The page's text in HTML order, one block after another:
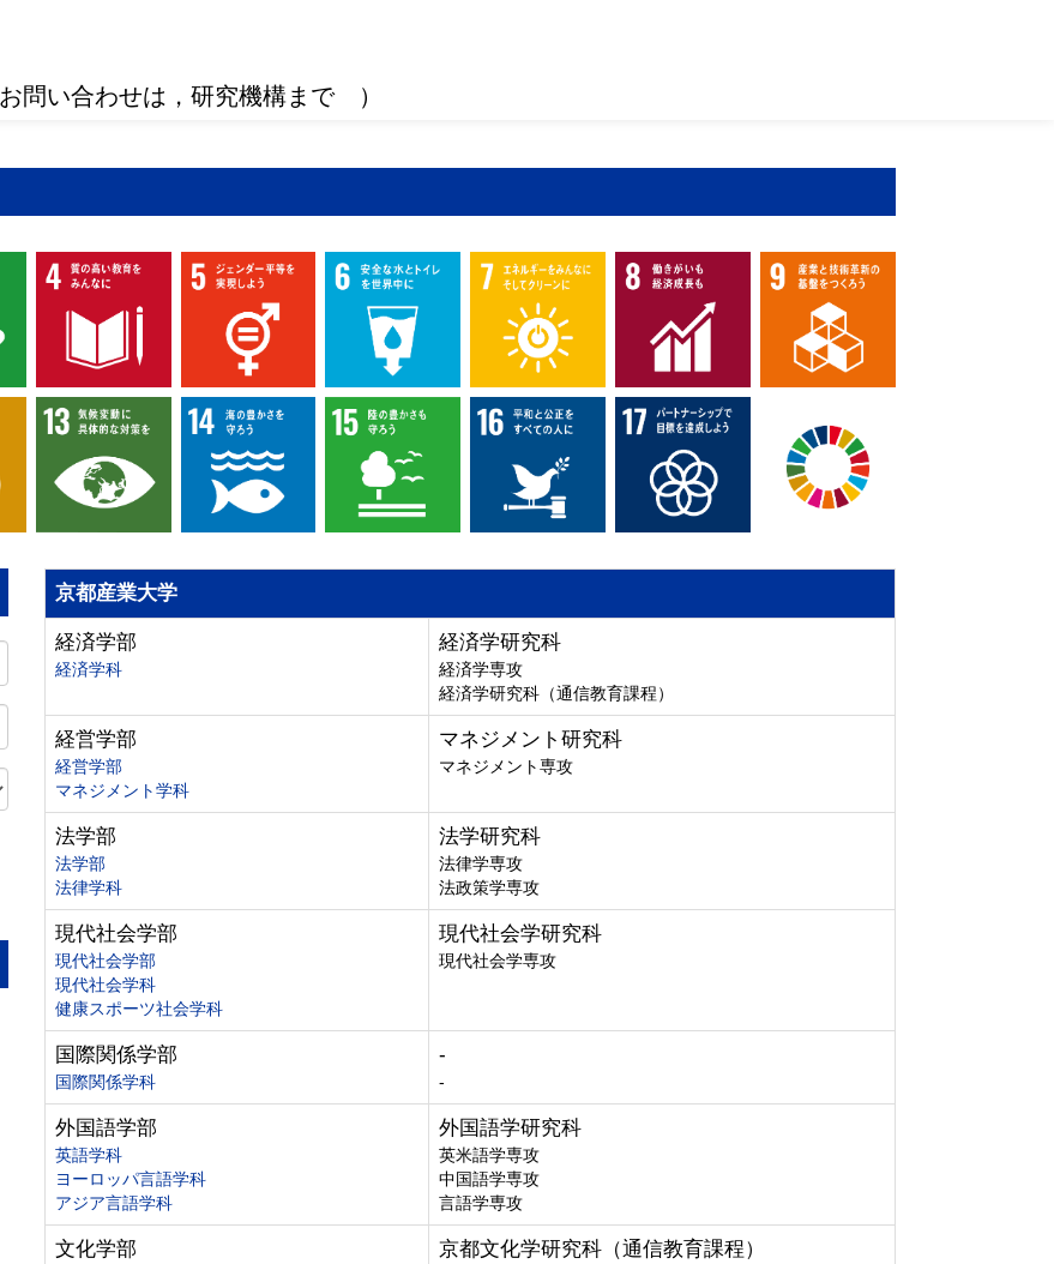
問い合わせは，研究機構まで ）
京都産業大学
経済学部
経済学科
経済学研究科
経済学専攻
経済学研究科（通信教育課程）
経営学部
経営学部
マネジメント学科
マネジメント研究科
マネジメント専攻
法学部
法学部
法律学科
法学研究科
法律学専攻
法政策学専攻
現代社会学部
現代社会学部
現代社会学科
健康スポーツ社会学科
現代社会学研究科
現代社会学専攻
国際関係学部
国際関係学科
-
-
外国語学部
英語学科
ヨーロッパ言語学科
アジア言語学科
外国語学研究科
英米語学専攻
中国語学専攻
言語学専攻
文化学部 京都文化学研究科（通信教育課程）